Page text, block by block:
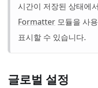
시간이 저장된 상태에
Formatter 모듈을 사
표시할 수 있습니다.
글로벌 설정